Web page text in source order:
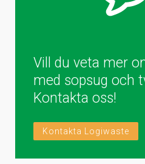
Vill du veta mer
med sopsug och
Kontakta oss!
Kontakta Logiwaste